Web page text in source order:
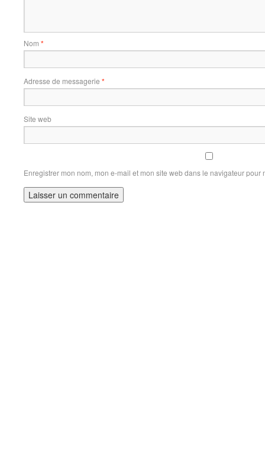
Nom *
Adresse de messagerie *
Site web
Enregistrer mon nom, mon e-mail et mon site web dans le navigateur pour